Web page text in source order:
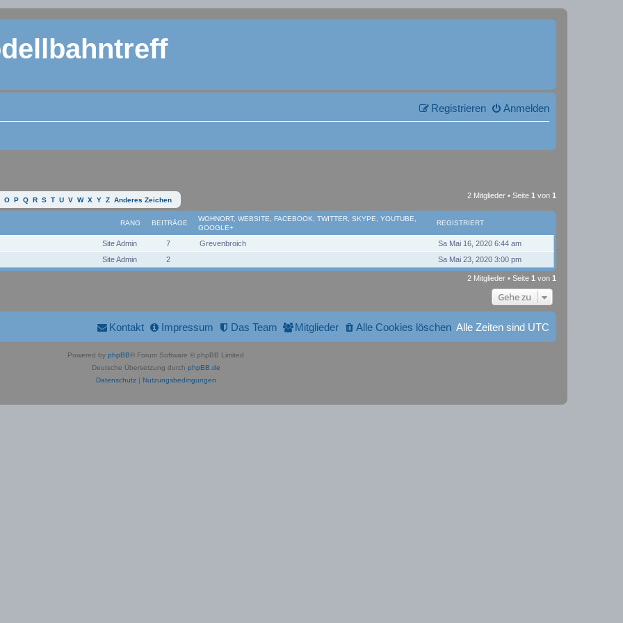
Anmelden
Registrieren
O P Q R S T U V W X Y Z Anderes Zeichen
2 Mitglieder • Seite 1 von 1
RANG BEITRÄGE
WOHNORT, WEBSITE, FACEBOOK, TWITTER, SKYPE, YOUTUBE,
GOOGLE+
REGISTRIERT
Site Admin 7 Grevenbroich
Sa Mai 16, 2020 6:44 am
Site Admin
2 Sa Mai 23, 2020 3:00 pm
2 Mitglieder • Seite 1 von 1
Gehe zu
Alle Zeiten sind UTC
Alle Cookies löschen
Mitglieder
Das Team
Impressum
Kontakt
Powered by phpBB® Forum Software © phpBB Limited
Deutsche Übersetzung durch phpBB.de
Datenschutz| Nutzungsbedingungen